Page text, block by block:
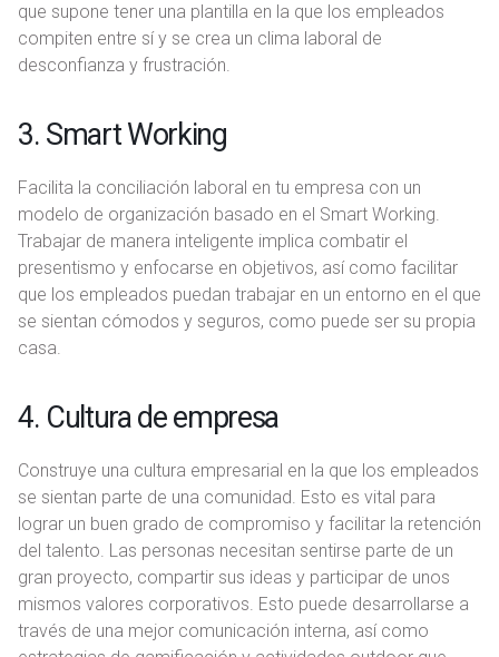
que supone tener una plantilla en la que los empleados
compiten entre sí y se crea un clima laboral de
desconfianza y frustración.
3. Smart Working
Facilita la conciliación laboral en tu empresa con un
modelo de organización basado en el Smart Working.
Trabajar de manera inteligente implica combatir el
presentismo y enfocarse en objetivos, así como facilitar
que los empleados puedan trabajar en un entorno en el que
se sientan cómodos y seguros, como puede ser su propia
casa.
4. Cultura de empresa
Construye una cultura empresarial en la que los empleados
se sientan parte de una comunidad. Esto es vital para
lograr un buen grado de compromiso y facilitar la retención
del talento. Las personas necesitan sentirse parte de un
gran proyecto, compartir sus ideas y participar de unos
mismos valores corporativos. Esto puede desarrollarse a
través de una mejor comunicación interna, así como